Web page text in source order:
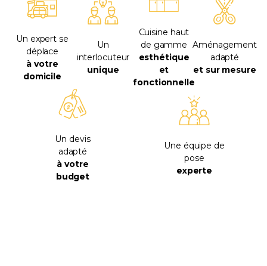
Un expert se
déplace
à votre
domicile
Un
interlocuteur
unique
Cuisine haut
de gamme
esthétique
et
fonctionnelle
Aménagement
adapté
et sur mesure
Un devis
adapté
à votre
budget
Une équipe de
pose
experte